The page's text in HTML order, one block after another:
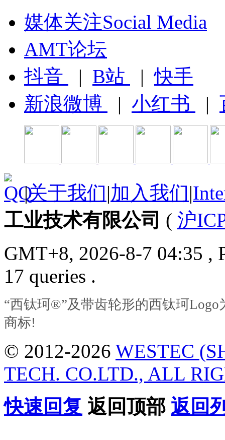
媒体关注Social Media
AMT论坛
抖音
| B站 |快手
新浪微博
| 小红书 |
|关于我们|加入我们|
工业技术有限公司 ( 沪
GMT+8, 2026-8-7 04:35 ,
17 queries .
“西钛珂®”及带齿轮形的西钛珂
商标!
© 2012-2026 WESTEC
TECH. CO.LTD., ALL
快速回复 返回顶部 返回